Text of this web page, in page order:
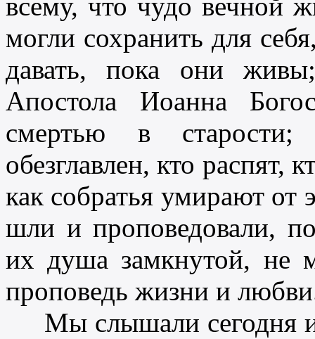
могли сохранить для
давать, пока они
Апостола Иоанна
смертью в
обезглавлен, кто распят,
как собратья умирают
шли и проповедовали,
их душа замкнутой, не
проповедь жизни и
Мы слышали сегодня